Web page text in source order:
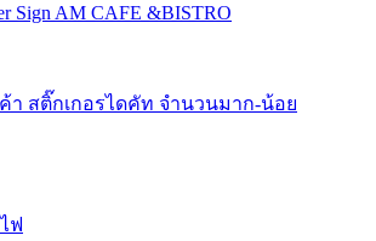
Sign AM CAFE &BISTRO
า สติ๊กเกอรไดคัท จำนวนมาก-น้อย
ฟ